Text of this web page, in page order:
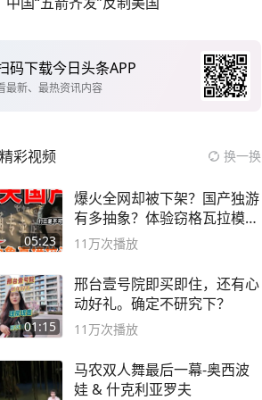
码下载今日头条APP
最新、最热资讯内容
精彩视频 换一换
05:23
爆火全网却被下架？国产独游
有多抽象？体验窃格瓦拉模拟
器！
11万次播放
01:15
邢台壹号院即买即住，还有心
动好礼。确定不研究下？
11万次播放
马农双人舞最后一幕-奥西波
娃 & 什克利亚罗夫